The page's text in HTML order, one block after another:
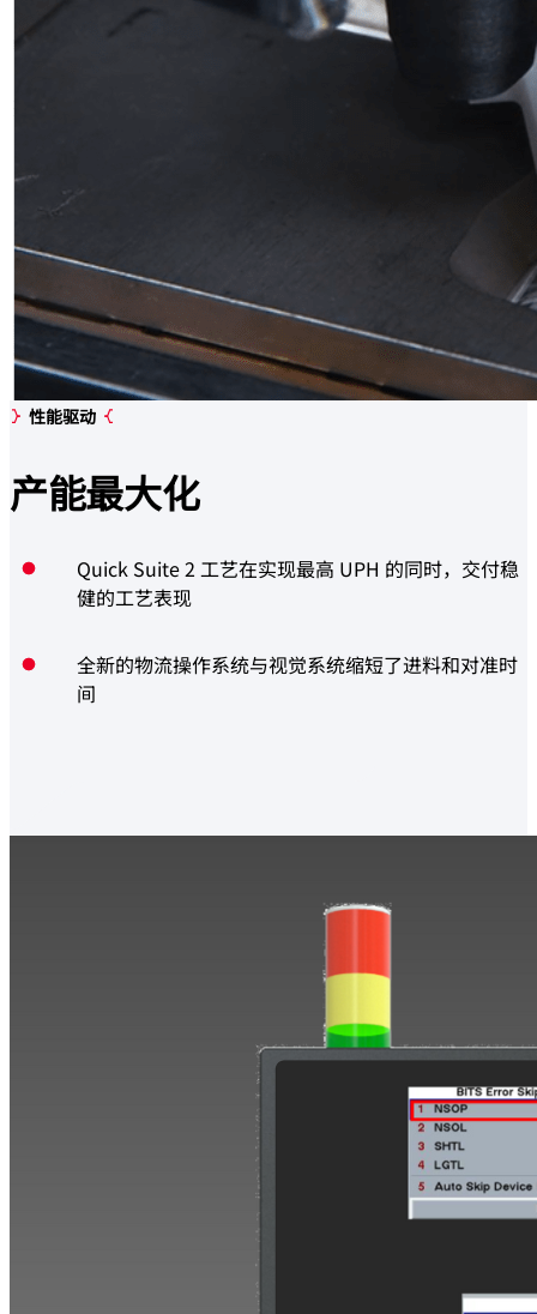
性能驱动
产能最大化
Quick Suite 2 工艺在实现最高 UPH 的同时，交付稳
健的工艺表现
全新的物流操作系统与视觉系统缩短了进料和对准时
间